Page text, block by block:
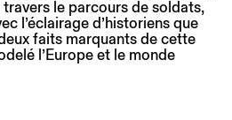
travers le parcours de soldats,
l’éclairage d’historiens que
faits marquants de cette
l’Europe et le monde